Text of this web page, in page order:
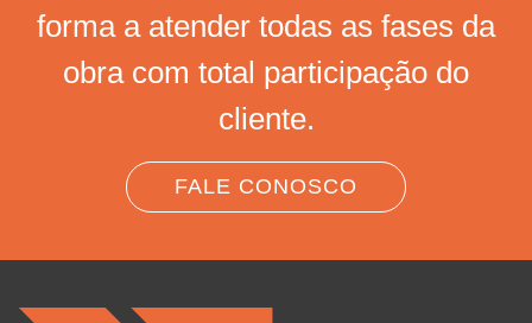
forma a atender todas as fases da
obra com total participação do
cliente.
FALE CONOSCO